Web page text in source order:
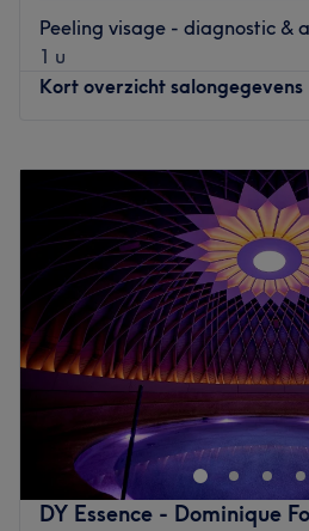
Peeling visage - diagnostic &
1 u
Kort overzicht salongegevens
Dinsdag
Woensdag
Donderdag
Vrijdag
Zaterdag
Zondag
Bienvenue chez Royal Beauty
beauté premium situé à
du Parc du Jagersveld.
Un lieu élégant, chaleureux et
chaque détail est pensé pour
naturelle.
DY Essence - Dominique